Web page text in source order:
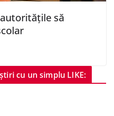
să
cu un simplu LIKE: